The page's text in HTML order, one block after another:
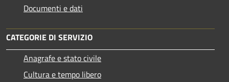
Documenti e dati
CATEGORIE DI SERVIZIO
Anagrafe e stato civile
Cultura e tempo libero